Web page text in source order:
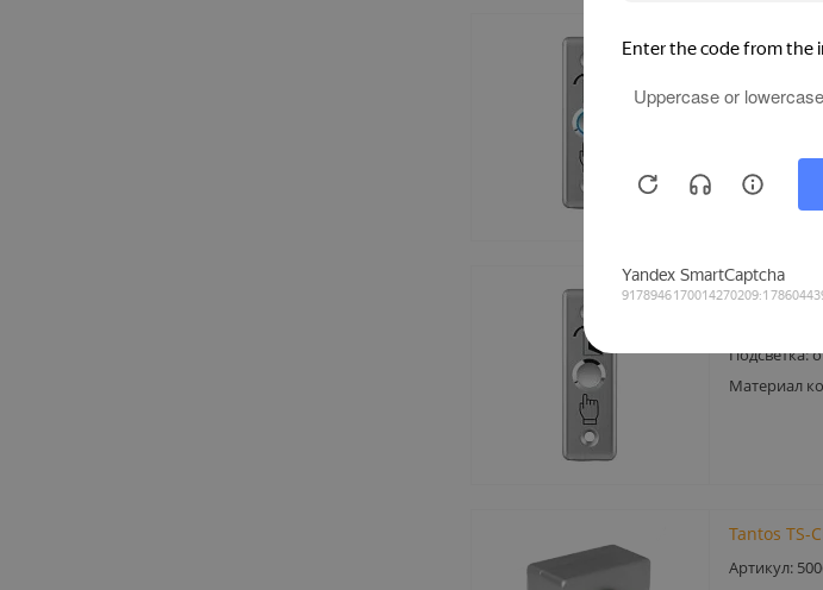
Tantos
Питание
Тип
Показать
Tantos
Подсветка:
Материал
Tantos TS-
Артикул: